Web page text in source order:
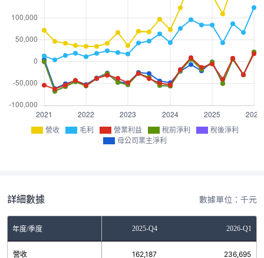
營收 毛利 營業利益 稅前淨利
稅後淨利
母公司業主淨利
詳細數據 數據單位：千元
年度/季度2025-Q3 2025-Q4 2026-Q1
營收 162,187 236,695